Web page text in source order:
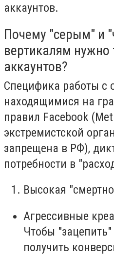
аккаунтов.
Почему "серым" и
вертикалям нужно
аккаунтов?
Специфика работы с
находящимися на
правил Facebook (
экстремистской
запрещена в РФ),
потребности в
Высокая
Агрессивные
Чтобы
получить